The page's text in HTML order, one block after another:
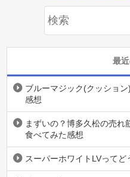
最
ブルーマジック(クッショ
感想
まずいの？博多久松の売れ
食べてみた感想
スーパーホワイトLVって